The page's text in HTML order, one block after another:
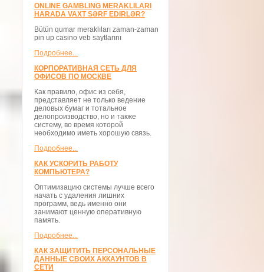
ONLINE GAMBLING MERAKLILARI
HARADA VAXT SƏRF EDIRLƏR?
Bütün qumar meraklıları zaman-zaman
pin up casino veb saytlarını
Подробнее...
КОРПОРАТИВНАЯ СЕТЬ ДЛЯ
ОФИСОВ ПО МОСКВЕ
Как правило, офис из себя,
представляет не только ведение
деловых бумаг и тотальное
делопроизводство, но и также
систему, во время которой
необходимо иметь хорошую связь.
Подробнее...
КАК УСКОРИТЬ РАБОТУ
КОМПЬЮТЕРА?
Оптимизацию системы лучше всего
начать с удаления лишних
программ, ведь именно они
занимают ценную оперативную
память.
Подробнее...
КАК ЗАЩИТИТЬ ПЕРСОНАЛЬНЫЕ
ДАННЫЕ СВОИХ АККАУНТОВ В
СЕТИ